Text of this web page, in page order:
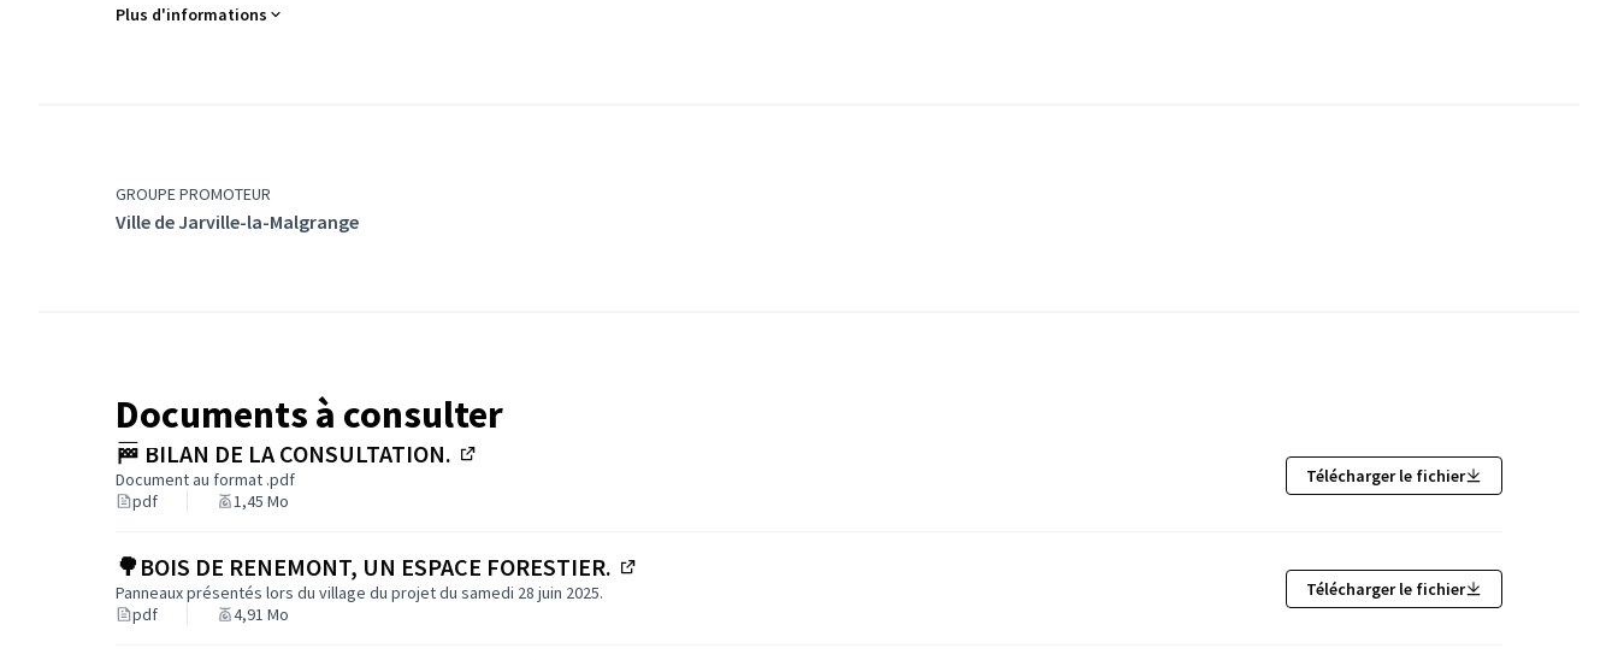
Plus d'informations
GROUPE PROMOTEUR
Ville de Jarville-la-Malgrange
Documents à consulter
🏁 BILAN DE LA CONSULTATION.
Document au format .pdf
pdf
1,45 Mo
Télécharger le fichier
🌳BOIS DE RENEMONT, UN ESPACE FORESTIER.
Panneaux présentés lors du village du projet du samedi 28 juin 2025.
pdf
4,91 Mo
Télécharger le fichier